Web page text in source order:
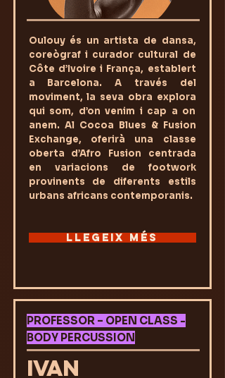
Oulouy és un artista de dansa,
coreògraf i curador cultural de
Côte d’Ivoire i França, establert
a Barcelona. A través del
moviment, la seva obra explora
qui som, d’on venim i cap a on
anem. Al Cocoa Blues & Fusion
Exchange, oferirà una classe
oberta d’Afro Fusion centrada
en variacions de footwork
provinents de diferents estils
urbans africans contemporanis.
LLEGEIX MÉS
PROFESSOR – OPEN CLASS -
BODY PERCUSSION
IVAN